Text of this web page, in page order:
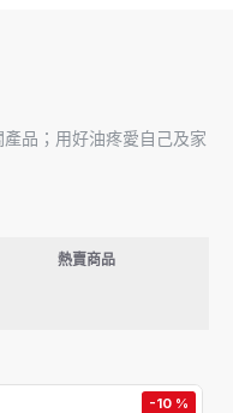
品；用好油疼愛自己及家
熱賣商品
-10 %